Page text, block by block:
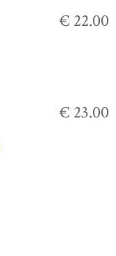
€ 22.00
€ 23.00